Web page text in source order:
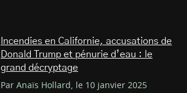
Incendies en Californie, accusations de
Donald Trump et pénurie d’eau : le
grand décryptage
Par Anaïs Hollard, le 10 janvier 2025